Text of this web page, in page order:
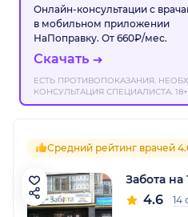
Онлайн-консультации с
в мобильном приложении
НаПоправку. От 660₽/мес.
Скачать
ЕСТЬ ПРОТИВОПОКАЗАНИЯ.
КОНСУЛЬТАЦИЯ СПЕЦИАЛИСТА. 18+
Средний рейтинг врачей
Забота на
4.6 14